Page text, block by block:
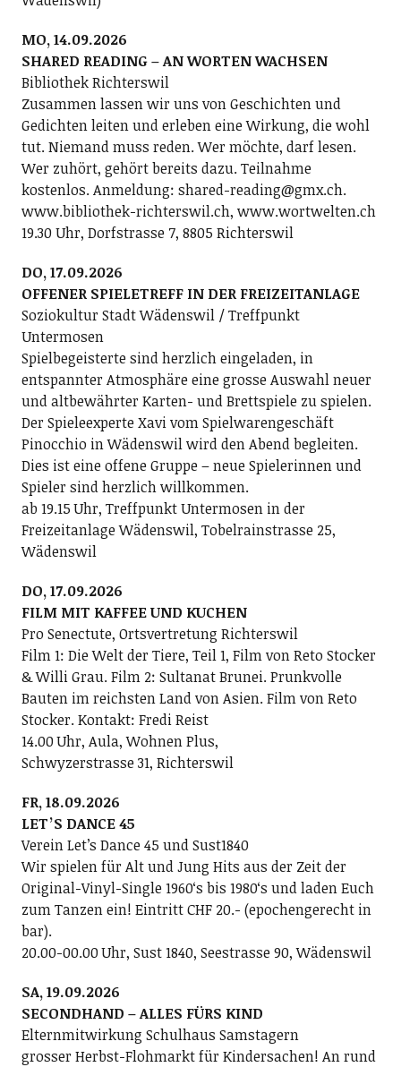
MO, 14.09.2026
SHARED READING – AN WORTEN WACHSEN
Bibliothek Richterswil
Zusammen lassen wir uns von Geschichten und
Gedichten leiten und erleben eine Wirkung, die wohl
tut. Niemand muss reden. Wer möchte, darf lesen.
Wer zuhört, gehört bereits dazu. Teilnahme
kostenlos. Anmeldung: shared-reading@gmx.ch.
www.bibliothek-richterswil.ch, www.wortwelten.ch
19.30 Uhr, Dorfstrasse 7, 8805 Richterswil
DO, 17.09.2026
OFFENER SPIELETREFF IN DER FREIZEITANLAGE
Soziokultur Stadt Wädenswil / Treffpunkt
Untermosen
Spielbegeisterte sind herzlich eingeladen, in
entspannter Atmosphäre eine grosse Auswahl neuer
und altbewährter Karten- und Brettspiele zu spielen.
Der Spieleexperte Xavi vom Spielwarengeschäft
Pinocchio in Wädenswil wird den Abend begleiten.
Dies ist eine offene Gruppe – neue Spielerinnen und
Spieler sind herzlich willkommen.
ab 19.15 Uhr, Treffpunkt Untermosen in der
Freizeitanlage Wädenswil, Tobelrainstrasse 25,
Wädenswil
DO, 17.09.2026
FILM MIT KAFFEE UND KUCHEN
Pro Senectute, Ortsvertretung Richterswil
Film 1: Die Welt der Tiere, Teil 1, Film von Reto Stocker
& Willi Grau. Film 2: Sultanat Brunei. Prunkvolle
Bauten im reichsten Land von Asien. Film von Reto
Stocker. Kontakt: Fredi Reist
14.00 Uhr, Aula, Wohnen Plus,
Schwyzerstrasse 31, Richterswil
FR, 18.09.2026
LETʼS DANCE 45
Verein Letʼs Dance 45 und Sust1840
Wir spielen für Alt und Jung Hits aus der Zeit der
Original-Vinyl-Single 1960ʻs bis 1980ʻs und laden Euch
zum Tanzen ein! Eintritt CHF 20.- (epochengerecht in
bar).
20.00-00.00 Uhr, Sust 1840, Seestrasse 90, Wädenswil
SA, 19.09.2026
SECONDHAND – ALLES FÜRS KIND
Elternmitwirkung Schulhaus Samstagern
grosser Herbst-Flohmarkt für Kindersachen! An rund